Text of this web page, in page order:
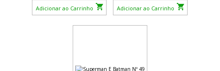
Adicionar ao Carrinho Adicionar ao Carrinho